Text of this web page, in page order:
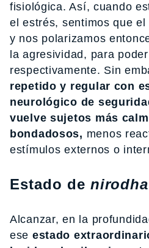
fisiológica. Así, cuando
el estrés, sentimos que
y nos polarizamos
la agresividad, para
respectivamente. Sin
repetido y regular con
neurológico de
vuelve sujetos más
bondadosos, menos
estímulos externos o
Estado de nirodha
Alcanzar, en la
ese estado